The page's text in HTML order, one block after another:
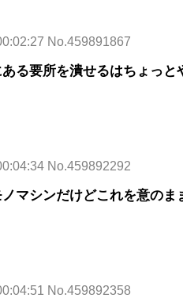
No.459891867
る要所を潰せるはちょっと
No.459892292
マシンだけどこれを意の
No.459892358